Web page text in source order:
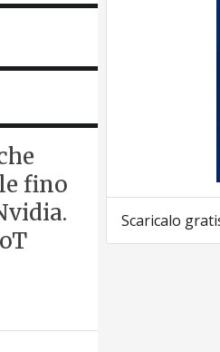
fino
Scaricalo